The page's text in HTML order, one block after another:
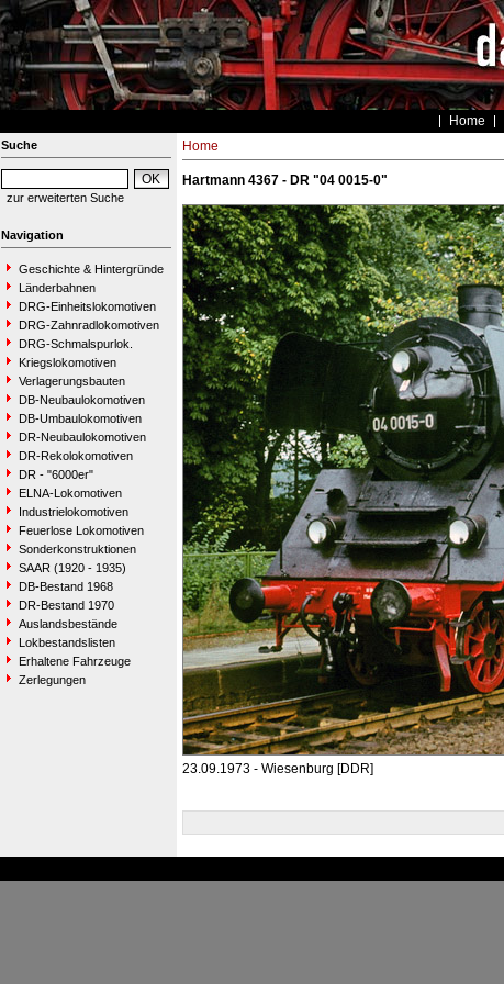
Home
Suche
zur erweiterten Suche
Navigation
Geschichte & Hintergründe
Länderbahnen
DRG-Einheitslokomotiven
DRG-Zahnradlokomotiven
DRG-Schmalspurlok.
Kriegslokomotiven
Verlagerungsbauten
DB-Neubaulokomotiven
DB-Umbaulokomotiven
DR-Neubaulokomotiven
DR-Rekolokomotiven
DR - "6000er"
ELNA-Lokomotiven
Industrielokomotiven
Feuerlose Lokomotiven
Sonderkonstruktionen
SAAR (1920 - 1935)
DB-Bestand 1968
DR-Bestand 1970
Auslandsbestände
Lokbestandslisten
Erhaltene Fahrzeuge
Zerlegungen
Home
Hartmann 4367 - DR "04 0015-0"
23.09.1973 - Wiesenburg [DDR]